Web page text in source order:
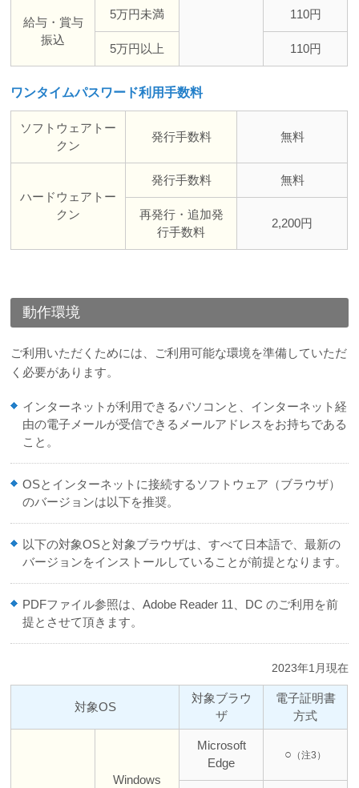
給与・賞与
振込
5万円未満 110円
5万円以上 110円
ワンタイムパスワード利用手数料
ソフトウェアトー
クン
発行手数料 無料
ハードウェアトー
クン
発行手数料 無料
再発行・追加発
行手数料
2,200円
動作環境
ご利用いただくためには、ご利用可能な環境を準備していただ
く必要があります。
インターネットが利用できるパソコンと、インターネット経
由の電子メールが受信できるメールアドレスをお持ちである
こと。
OSとインターネットに接続するソフトウェア（ブラウザ）
のバージョンは以下を推奨。
以下の対象OSと対象ブラウザは、すべて日本語で、最新の
バージョンをインストールしていることが前提となります。
PDFファイル参照は、Adobe Reader 11、DC のご利用を前
提とさせて頂きます。
2023年1月現在
対象OS
対象ブラウ
ザ
電子証明書
方式
Windows
Microsoft
Edge
○ （注3）